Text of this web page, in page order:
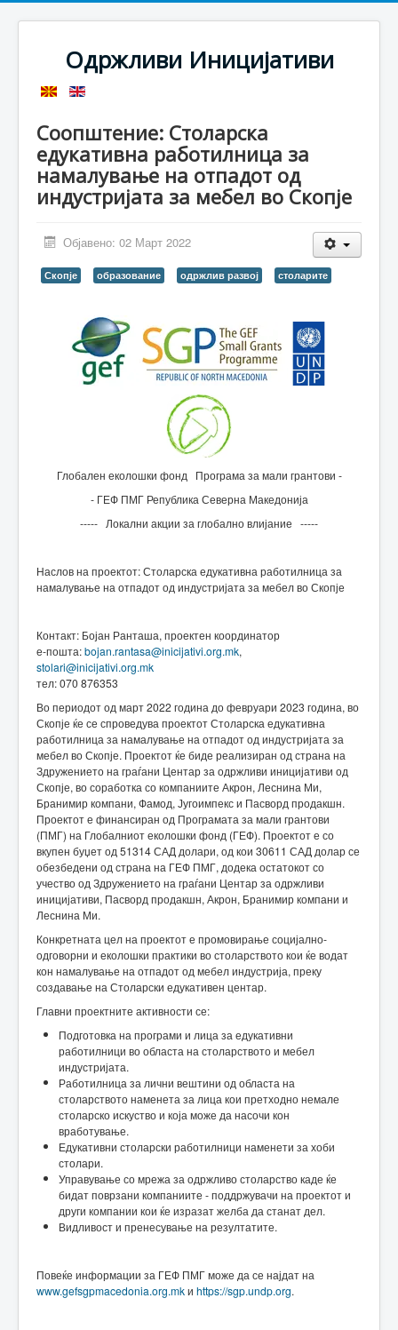
Одржливи Иницијативи
Соопштение: Столарска
едукативна работилница за
намалување на отпадот од
индустријата за мебел во Скопје
Објавено: 02 Март 2022
Скопје образование одржлив развој столарите
Глобален еколошки фонд Програма за мали грантови -
- ГЕФ ПМГ Република Северна Македонија
----- Локални акции за глобално влијание -----
Наслов на проектот: Столарска едукативна работилница за
намалување на отпадот од индустријата за мебел во Скопје
Контакт: Бојан Ранташа, проектен координатор
е-пошта:bojan.rantasa@inicijativi.org.mk,
stolari@inicijativi.org.mk
тел: 070 876353
Во периодот од март 2022 година до февруари 2023 година, во
Скопје ќе се спроведува проектот Столарска едукативна
работилница за намалување на отпадот од индустријата за
мебел во Скопје. Проектот ќе биде реализиран од страна на
Здружението на граѓани Центар за одржливи иницијативи од
Скопје, во соработка со компаниите Акрон, Леснина Ми,
Бранимир компани, Фамод, Југоимпекс и Пасворд продакшн.
Проектот е финансиран од Програмата за мали грантови
(ПМГ) на Глобалниот еколошки фонд (ГЕФ). Проектот е со
вкупен буџет од 51314 САД долари, од кои 30611 САД долар се
обезбедени од страна на ГЕФ ПМГ, додека остатокот со
учество од Здружението на граѓани Центар за одржливи
иницијативи, Пасворд продакшн, Акрон, Бранимир компани и
Леснина Ми.
Конкретната цел на проектот е промовирање социјално-
одговорни и еколошки практики во столарството кои ќе водат
кон намалување на отпадот од мебел индустрија, преку
создавање на Столарски едукативен центар.
Главни проектните активности се:
Подготовка на програми и лица за едукативни
работилници во областа на столарството и мебел
индустријата.
Работилница за лични вештини од областа на
столарството наменета за лица кои претходно немале
столарско искуство и која може да насочи кон
вработување.
Едукативни столарски работилници наменети за хоби
столари.
Управување со мрежа за одржливо столарство каде ќе
бидат поврзани компаниите - поддржувачи на проектот и
други компании кои ќе изразат желба да станат дел.
Видливост и пренесување на резултатите.
Повеќе информации за ГЕФ ПМГ може да се најдат на
www.gefsgpmacedonia.org.mkи https://sgp.undp.org.